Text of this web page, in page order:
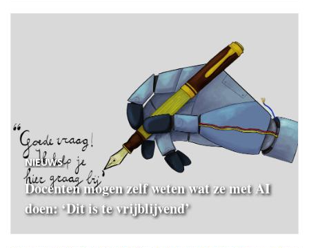
NIEUWS
Docenten mogen zelf weten wat ze met AI
doen: ‘Dit is te vrijblijvend’